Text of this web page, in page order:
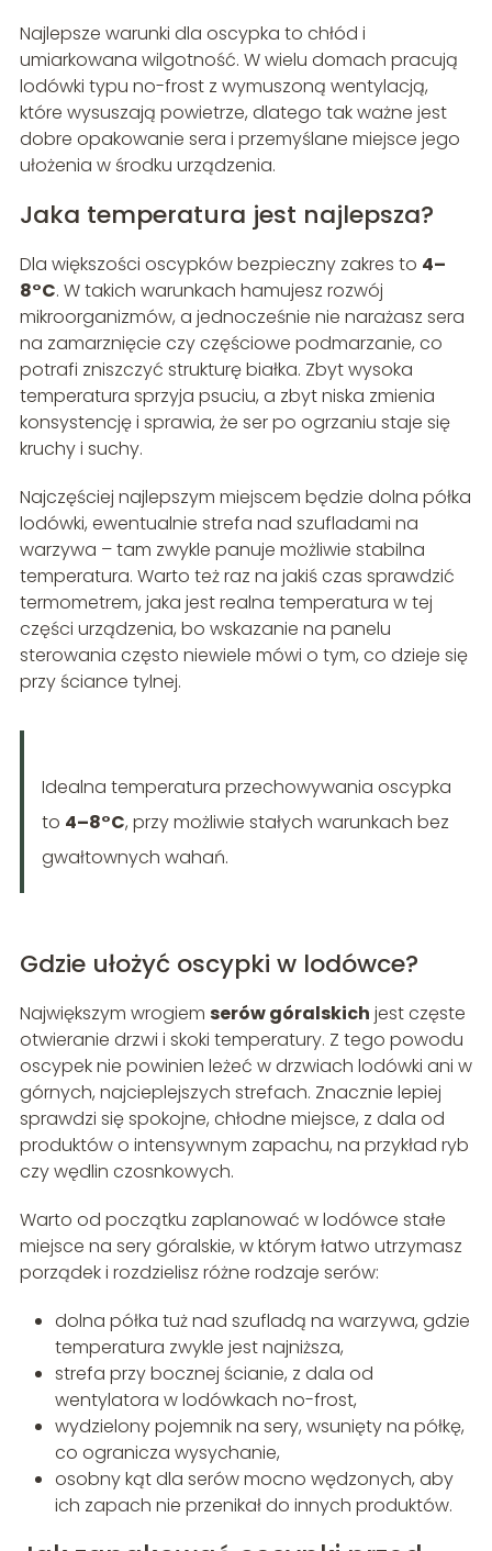
Najlepsze warunki dla oscypka to chłód i
umiarkowana wilgotność. W wielu domach pracują
lodówki typu no-frost z wymuszoną wentylacją,
które wysuszają powietrze, dlatego tak ważne jest
dobre opakowanie sera i przemyślane miejsce jego
ułożenia w środku urządzenia.
Jaka temperatura jest najlepsza?
Dla większości oscypków bezpieczny zakres to 4–
8°C. W takich warunkach hamujesz rozwój
mikroorganizmów, a jednocześnie nie narażasz sera
na zamarznięcie czy częściowe podmarzanie, co
potrafi zniszczyć strukturę białka. Zbyt wysoka
temperatura sprzyja psuciu, a zbyt niska zmienia
konsystencję i sprawia, że ser po ogrzaniu staje się
kruchy i suchy.
Najczęściej najlepszym miejscem będzie dolna półka
lodówki, ewentualnie strefa nad szufladami na
warzywa – tam zwykle panuje możliwie stabilna
temperatura. Warto też raz na jakiś czas sprawdzić
termometrem, jaka jest realna temperatura w tej
części urządzenia, bo wskazanie na panelu
sterowania często niewiele mówi o tym, co dzieje się
przy ściance tylnej.
Idealna temperatura przechowywania oscypka
to 4–8°C, przy możliwie stałych warunkach bez
gwałtownych wahań.
Gdzie ułożyć oscypki w lodówce?
Największym wrogiem serów góralskich jest częste
otwieranie drzwi i skoki temperatury. Z tego powodu
oscypek nie powinien leżeć w drzwiach lodówki ani w
górnych, najcieplejszych strefach. Znacznie lepiej
sprawdzi się spokojne, chłodne miejsce, z dala od
produktów o intensywnym zapachu, na przykład ryb
czy wędlin czosnkowych.
Warto od początku zaplanować w lodówce stałe
miejsce na sery góralskie, w którym łatwo utrzymasz
porządek i rozdzielisz różne rodzaje serów:
dolna półka tuż nad szufladą na warzywa, gdzie
temperatura zwykle jest najniższa,
strefa przy bocznej ścianie, z dala od
wentylatora w lodówkach no-frost,
wydzielony pojemnik na sery, wsunięty na półkę,
co ogranicza wysychanie,
osobny kąt dla serów mocno wędzonych, aby
ich zapach nie przenikał do innych produktów.